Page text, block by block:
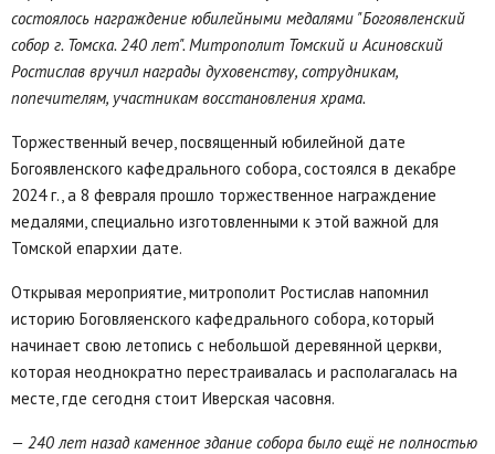
состоялось награждение юбилейными медалями "Богоявленский
собор г. Томска. 240 лет". Митрополит Томский и Асиновский
Ростислав вручил награды духовенству, сотрудникам,
попечителям, участникам восстановления храма.
Торжественный вечер, посвященный юбилейной дате
Богоявленского кафедрального собора, состоялся в декабре
2024 г., а 8 февраля прошло торжественное награждение
медалями, специально изготовленными к этой важной для
Томской епархии дате.
Открывая мероприятие, митрополит Ростислав напомнил
историю Боговляенского кафедрального собора, который
начинает свою летопись с небольшой деревянной церкви,
которая неоднократно перестраивалась и располагалась на
месте, где сегодня стоит Иверская часовня.
— 240 лет назад каменное здание собора было ещё не полностью